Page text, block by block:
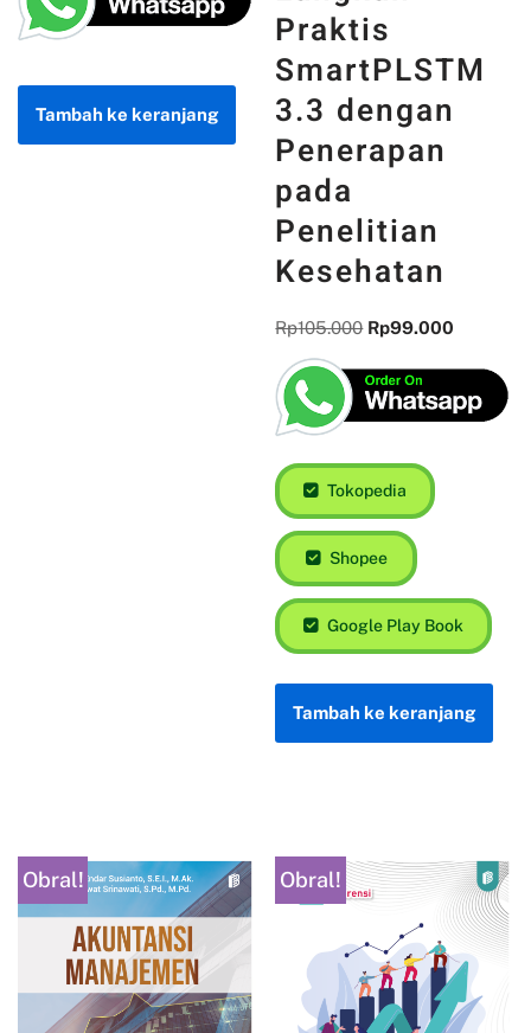
Tambah ke keranjang
Praktis
SmartPLSTM
3.3 dengan
Penerapan
pada
Penelitian
Kesehatan
Rp105.000 Rp99.000
Tokopedia
Shopee
Google Play Book
Tambah ke keranjang
Obral! Obral!